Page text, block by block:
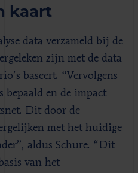
kaart
data verzameld bij de
zijn met de data
baseert. “Vervolgens
bepaald en de impact
Dit door de
met het huidige
aldus Schure. “Dit
van het